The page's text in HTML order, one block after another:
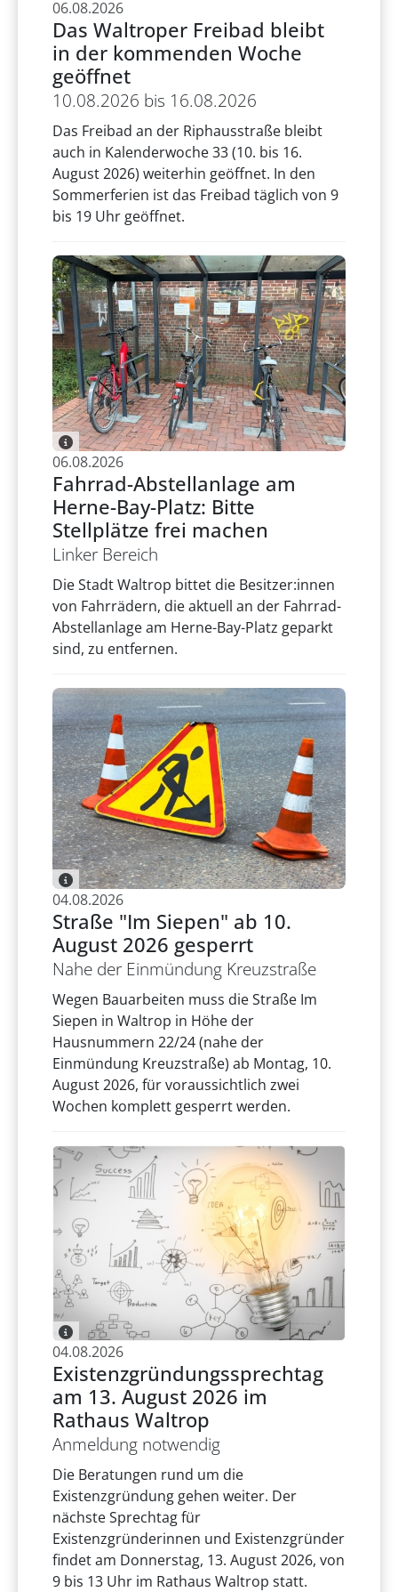
06.08.2026
Das Waltroper Freibad bleibt
in der kommenden Woche
geöffnet
10.08.2026 bis 16.08.2026
Das Freibad an der Riphausstraße bleibt
auch in Kalenderwoche 33 (10. bis 16.
August 2026) weiterhin geöffnet. In den
Sommerferien ist das Freibad täglich von 9
bis 19 Uhr geöffnet.
06.08.2026
Fahrrad-Abstellanlage am
Herne-Bay-Platz: Bitte
Stellplätze frei machen
Linker Bereich
Die Stadt Waltrop bittet die Besitzer:innen
von Fahrrädern, die aktuell an der Fahrrad-
Abstellanlage am Herne-Bay-Platz geparkt
sind, zu entfernen.
04.08.2026
Straße "Im Siepen" ab 10.
August 2026 gesperrt
Nahe der Einmündung Kreuzstraße
Wegen Bauarbeiten muss die Straße Im
Siepen in Waltrop in Höhe der
Hausnummern 22/24 (nahe der
Einmündung Kreuzstraße) ab Montag, 10.
August 2026, für voraussichtlich zwei
Wochen komplett gesperrt werden.
04.08.2026
Existenzgründungssprechtag
am 13. August 2026 im
Rathaus Waltrop
Anmeldung notwendig
Die Beratungen rund um die
Existenzgründung gehen weiter. Der
nächste Sprechtag für
Existenzgründerinnen und Existenzgründer
findet am Donnerstag, 13. August 2026, von
9 bis 13 Uhr im Rathaus Waltrop statt.